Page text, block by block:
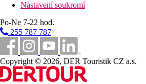
pláž oddělena místní promenádou
Sportovní aktivity zdarma
živá hudba
DJ
fitness
jóga
turecké lázně
Nastavení soukromí
Po-Ne 7-22 hod.
255 787 787
Copyright © 2026, DER Touristik CZ a.s.